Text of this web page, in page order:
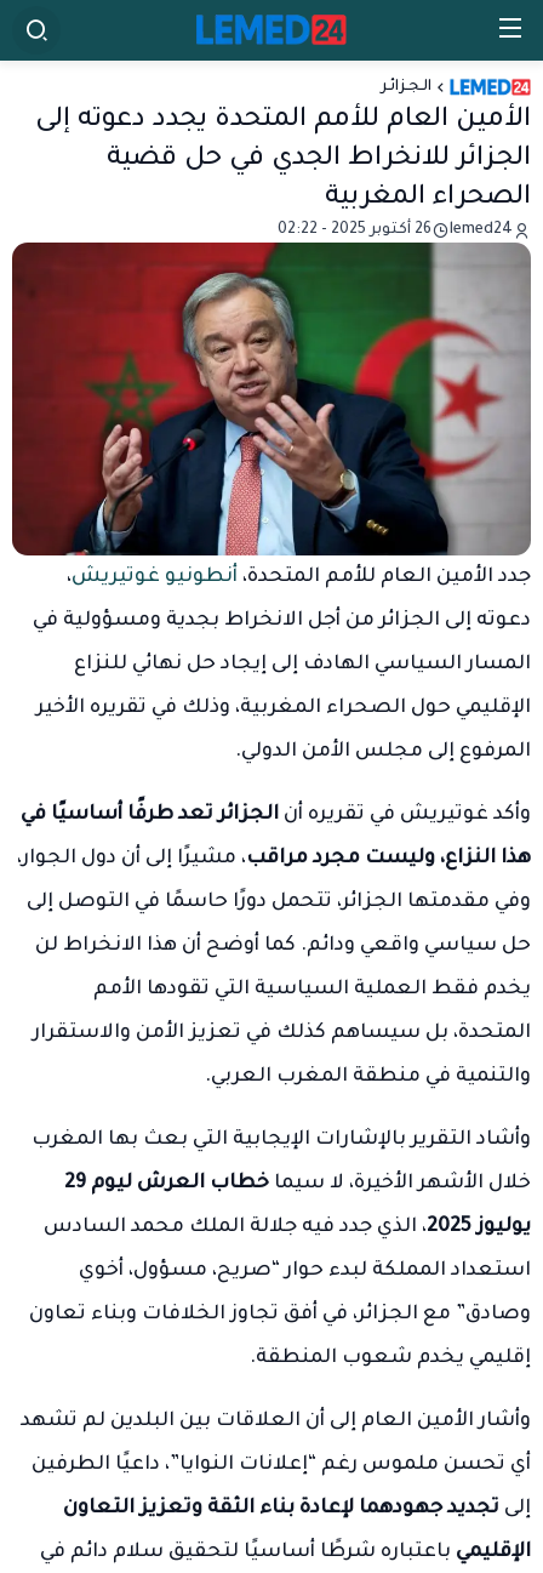
الـجـزائـر
الأمين العام للأمم المتحدة يجدد دعوته إلى
الجزائر للانخراط الجدي في حل قضية
الصحراء المغربية
lemed24 26 أكتوبر 2025 - 02:22
جدد الأمين العام للأمم المتحدة، أنطونيو غوتيريش،
دعوته إلى الجزائر من أجل الانخراط بجدية ومسؤولية في
المسار السياسي الهادف إلى إيجاد حل نهائي للنزاع
الإقليمي حول الصحراء المغربية، وذلك في تقريره الأخير
المرفوع إلى مجلس الأمن الدولي.
وأكد غوتيريش في تقريره أن الجزائر تعد طرفًا أساسيًا في
هذا النزاع، وليست مجرد مراقب، مشيرًا إلى أن دول الجوار،
وفي مقدمتها الجزائر، تتحمل دورًا حاسمًا في التوصل إلى
حل سياسي واقعي ودائم. كما أوضح أن هذا الانخراط لن
يخدم فقط العملية السياسية التي تقودها الأمم
المتحدة، بل سيساهم كذلك في تعزيز الأمن والاستقرار
والتنمية في منطقة المغرب العربي.
وأشاد التقرير بالإشارات الإيجابية التي بعث بها المغرب
خلال الأشهر الأخيرة، لا سيما
خطاب العرش ليوم 29
يوليوز 2025
، الذي جدد فيه جلالة الملك محمد السادس
استعداد المملكة لبدء حوار “صريح، مسؤول، أخوي
وصادق” مع الجزائر، في أفق تجاوز الخلافات وبناء تعاون
إقليمي يخدم شعوب المنطقة.
وأشار الأمين العام إلى أن العلاقات بين البلدين لم تشهد
أي تحسن ملموس رغم “إعلانات النوايا”، داعيًا الطرفين
إلى تجديد جهودهما لإعادة بناء الثقة وتعزيز التعاون
الإقليمي باعتباره شرطًا أساسيًا لتحقيق سلام دائم في